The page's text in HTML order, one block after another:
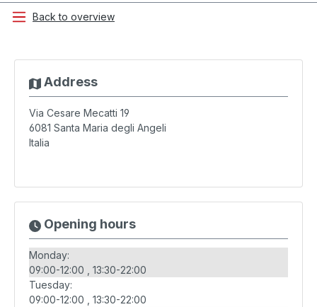
Back to overview
Address
Via Cesare Mecatti 19
6081 Santa Maria degli Angeli
Italia
Opening hours
Monday:
09:00-12:00
13:30-22:00
Tuesday:
09:00-12:00
13:30-22:00